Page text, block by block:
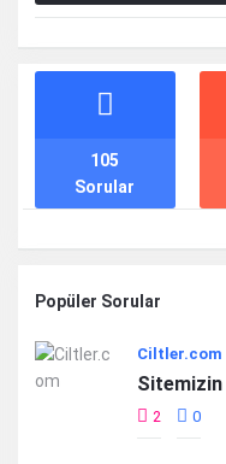
Stats
Sorular
105
Popüler Sorular
Ciltler.com
Sitemizin
2 0